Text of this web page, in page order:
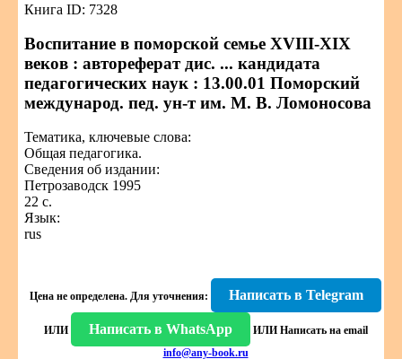
Книга ID: 7328
Воспитание в поморской семье XVIII-XIX
веков : автореферат дис. ... кандидата
педагогических наук : 13.00.01 Поморский
международ. пед. ун-т им. М. В. Ломоносова
Тематика, ключевые слова:
Общая педагогика.
Сведения об издании:
Петрозаводск 1995
22 с.
Язык:
rus
Цена не определена. Для уточнения: Написать в Telegram
ИЛИ Написать в WhatsApp ИЛИ Написать на email
info@any-book.ru